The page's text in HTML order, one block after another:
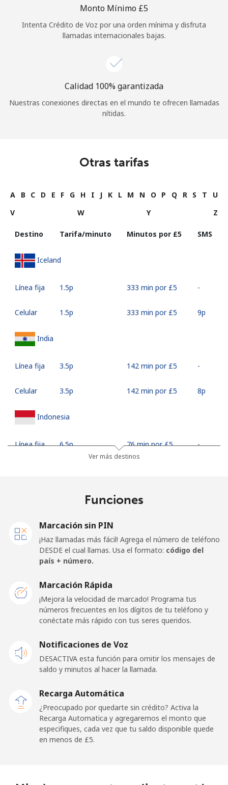
Monto Mínimo ⁦£5⁩
Intenta Crédito de Voz por una orden mínima y disfruta
llamadas internacionales bajas.
Calidad 100% garantizada
Nuestras conexiones directas en el mundo te ofrecen llamadas
nítidas.
Otras tarifas
A B C D E F G H I J K L M N O P Q R S T
U
V
W Y Z
Destino Tarifa/minuto Minutos por ⁦£5⁩ SMS
Iceland
Línea fija ⁦1.5p⁩ 333 min por ⁦£5⁩ -
Celular ⁦1.5p⁩ 333 min por ⁦£5⁩ ⁦9p⁩
India
Línea fija ⁦3.5p⁩ 142 min por ⁦£5⁩ -
Celular ⁦3.5p⁩ 142 min por ⁦£5⁩ ⁦8p⁩
Indonesia
Línea fija ⁦6.5p⁩ 76 min por ⁦£5⁩ -
Línea fija ⁦21.5p⁩ 23 min por ⁦£5⁩ -
Iraq
Línea fija ⁦21.9p⁩ 22 min por ⁦£5⁩
Celular ⁦23.9p⁩ 20 min por ⁦£5⁩
Ireland
Línea fija ⁦1.5p⁩ 333 min por ⁦£5⁩ -
⁦2.1p⁩ 238 min por ⁦£5⁩ -
Línea fija 128 min por ⁦£5⁩
Ver más destinos
Funciones
Marcación sin PIN
¡Haz llamadas más fácil! Agrega el número de teléfono
DESDE el cual llamas. Usa el formato: código del
país + número.
Marcación Rápida
¡Mejora la velocidad de marcado! Programa tus
números frecuentes en los dígitos de tu teléfono y
conéctate más rápido con tus seres queridos.
Notificaciones de Voz
DESACTIVA esta función para omitir los mensajes de
saldo y minutos al hacer la llamada.
Recarga Automática
¿Preocupado por quedarte sin crédito? Activa la
Recarga Automatica y agregaremos el monto que
especifiques, cada vez que tu saldo disponible quede
en menos de ⁦£5⁩.